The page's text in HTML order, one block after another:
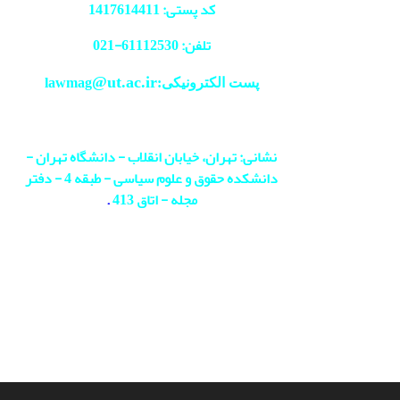
کد پستی: 1417614411
تلفن: 61112530-
021
پست الکترونیکی:lawmag@ut.ac.ir
نشانی: تهران، خیابان انقلاب - دانشگاه تهران -
دانشکده حقوق و علوم سیاسی - طبقه 4 - دفتر
مجله - اتاق 413
.